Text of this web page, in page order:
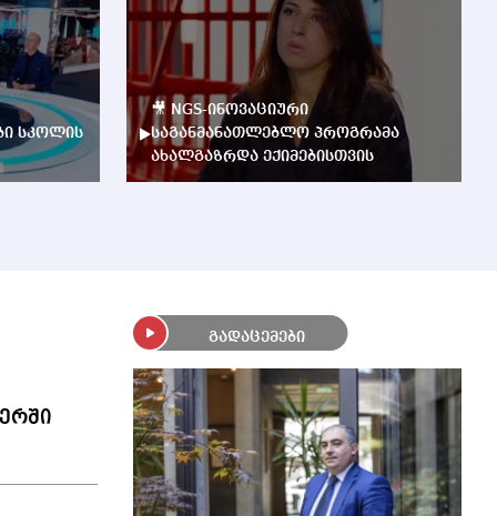
სკოლის
🎥 NGS-ინოვაციური
საგანმანათლებლო პროგრამა
ახალგაზრდა ექიმებისთვის
გადაცემები